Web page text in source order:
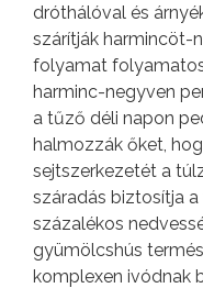
dróthálóval és
szárítják harmincöt-
folyamat
harminc-negyven
a tűző déli napon
halmozzák őket,
sejtszerkezetét a
száradás biztosítja
százalékos
gyümölcshús
komplexen ivódnak